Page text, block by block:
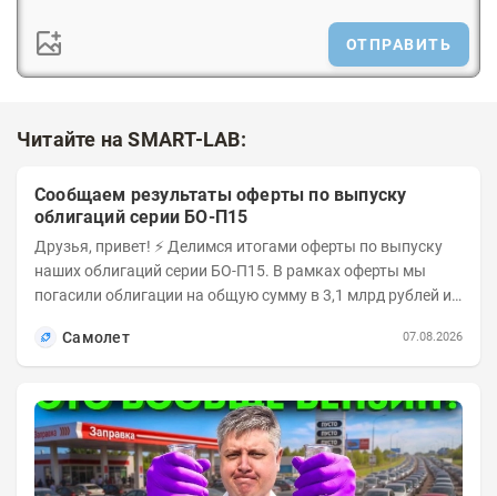
ОТПРАВИТЬ
Читайте на SMART-LAB:
Сообщаем результаты оферты по выпуску
облигаций серии БО-П15
Друзья, привет! ⚡️ Делимся итогами оферты по выпуску
наших облигаций серии БО-П15. В рамках оферты мы
погасили облигации на общую сумму в 3,1 млрд рублей из
Самолет
07.08.2026